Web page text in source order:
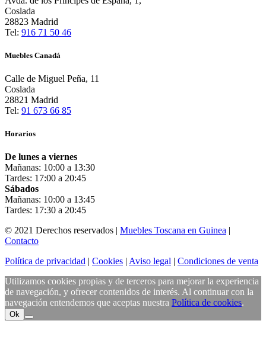
Coslada
28823 Madrid
Tel: 916 71 50 46
Muebles Canadá
Calle de Miguel Peña, 11
Coslada
28821 Madrid
Tel: 91 673 66 85
Horarios
De lunes a viernes
Mañanas: 10:00 a 13:30
Tardes: 17:00 a 20:45
Sábados
Mañanas: 10:00 a 13:45
Tardes: 17:30 a 20:45
© 2021 Derechos reservados | Muebles Toscana en Guinea |
Contacto
Política de privacidad | Cookies | Aviso legal | Condiciones de venta
Utilizamos cookies propias y de terceros para mejorar la experiencia
de navegación, y ofrecer contenidos de interés. Al continuar con la
navegación entendemos que aceptas nuestra Política de cookies.
Ok